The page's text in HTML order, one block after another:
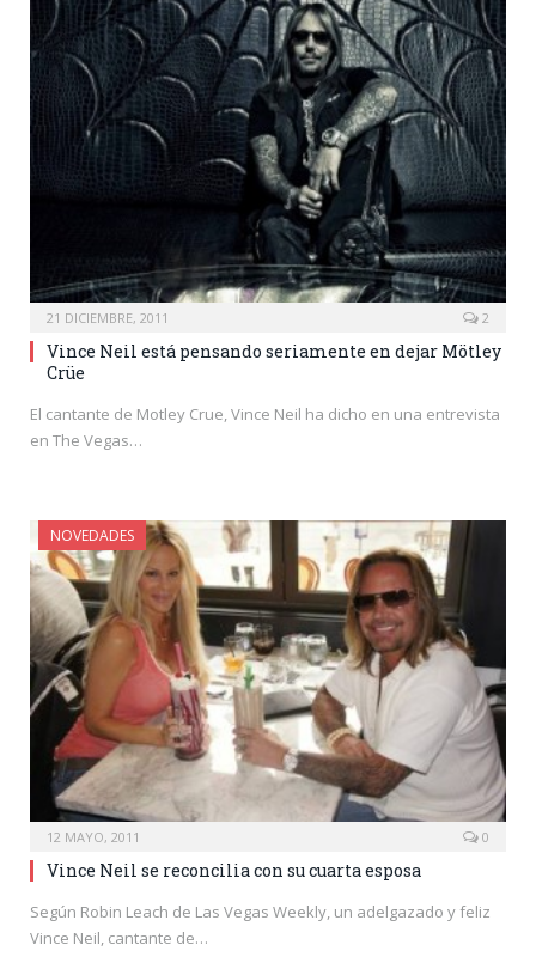
21 DICIEMBRE, 2011 2
Vince Neil está pensando seriamente en dejar Mötley
Crüe
El cantante de Motley Crue, Vince Neil ha dicho en una entrevista
en The Vegas…
NOVEDADES
12 MAYO, 2011 0
Vince Neil se reconcilia con su cuarta esposa
Según Robin Leach de Las Vegas Weekly, un adelgazado y feliz
Vince Neil, cantante de…